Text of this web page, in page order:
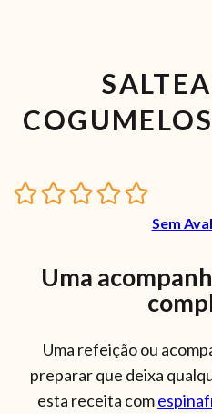
Sem
Uma
Uma refeição ou
preparar que deixa
esta receita com